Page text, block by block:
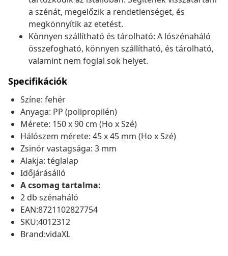
a szénát, megelőzik a rendetlenséget, és
megkönnyítik az etetést.
Könnyen szállítható és tárolható: A lószénaháló
összefogható, könnyen szállítható, és tárolható,
valamint nem foglal sok helyet.
Specifikációk
Színe: fehér
Anyaga: PP (polipropilén)
Mérete: 150 x 90 cm (Ho x Szé)
Hálószem mérete: 45 x 45 mm (Ho x Szé)
Zsinór vastagsága: 3 mm
Alakja: téglalap
Időjárásálló
A csomag tartalma:
2 db szénaháló
EAN:8721102827754
SKU:4012312
Brand:vidaXL